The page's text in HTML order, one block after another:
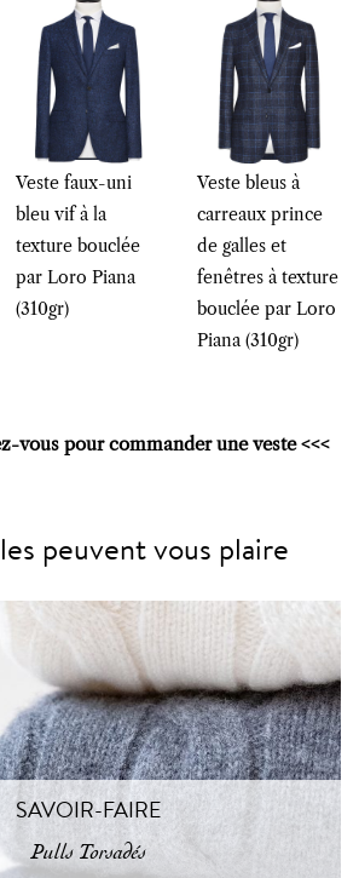
Veste faux-uni
bleu vif à la
texture bouclée
par Loro Piana
(310gr)
Veste bleus à
carreaux prince
de galles et
fenêtres à texture
bouclée par Loro
Piana (310gr)
vous pour commander une veste <<<
peuvent vous plaire
SAVOIR-FAIRE
Pulls Torsadés